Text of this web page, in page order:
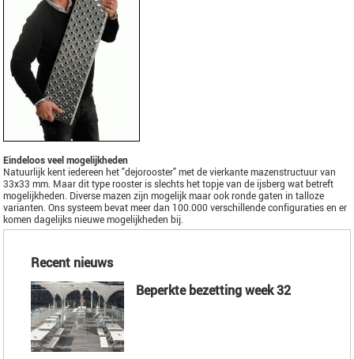
Eindeloos veel mogelijkheden
Natuurlijk kent iedereen het "dejorooster" met de vierkante mazenstructuur van
33x33 mm. Maar dit type rooster is slechts het topje van de ijsberg wat betreft
mogelijkheden. Diverse mazen zijn mogelijk maar ook ronde gaten in talloze
varianten. Ons systeem bevat meer dan 100.000 verschillende configuraties en er
komen dagelijks nieuwe mogelijkheden bij.
Recent nieuws
Beperkte bezetting week 32